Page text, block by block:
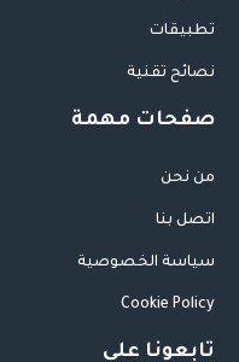
تطبيقات
نصائح تقنية
صفحات مهمة
من نحن
اتصل بنا
سياسة الخصوصية
Cookie Policy
تابعونا على